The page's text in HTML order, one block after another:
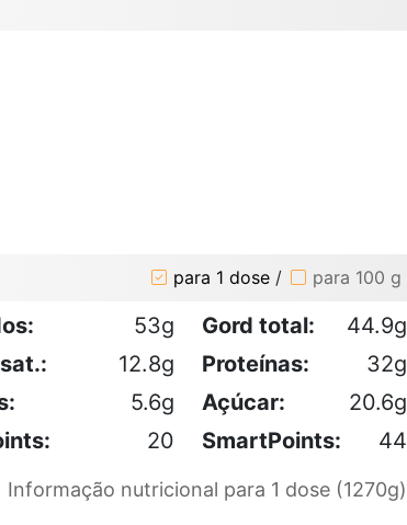
para 1 dose / para 100 g
53g Gord total:
44.9g
12.8g Proteínas:
32g
5.6g Açúcar:
20.6g
20 SmartPoints: 44
Informação nutricional para 1 dose (1270g)